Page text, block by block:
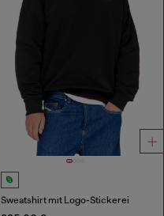
Sweatshirt mit Logo-Stickerei